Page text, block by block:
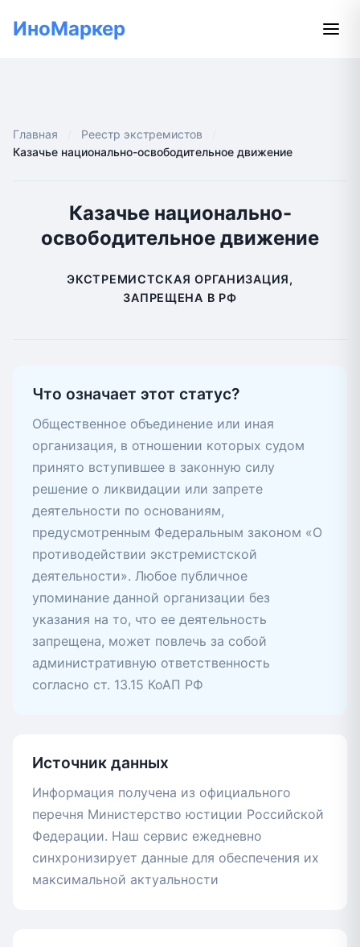
ИноМаркер
Главная
Реестр экстремистов
Казачье национально-освободительное движение
Казачье национально-
освободительное движение
ЭКСТРЕМИСТСКАЯ ОРГАНИЗАЦИЯ,
ЗАПРЕЩЕНА В РФ
Что означает этот статус?
Общественное объединение или иная
организация, в отношении которых судом
принято вступившее в законную силу
решение о ликвидации или запрете
деятельности по основаниям,
предусмотренным Федеральным законом «О
противодействии экстремистской
деятельности». Любое публичное
упоминание данной организации без
указания на то, что ее деятельность
запрещена, может повлечь за собой
административную ответственность
согласно ст. 13.15 КоАП РФ
Источник данных
Информация получена из официального
перечня Министерство юстиции Российской
Федерации. Наш сервис ежедневно
синхронизирует данные для обеспечения их
максимальной актуальности